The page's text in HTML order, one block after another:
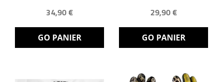
34,90 €
GO PANIER
29,90 €
GO PANIER